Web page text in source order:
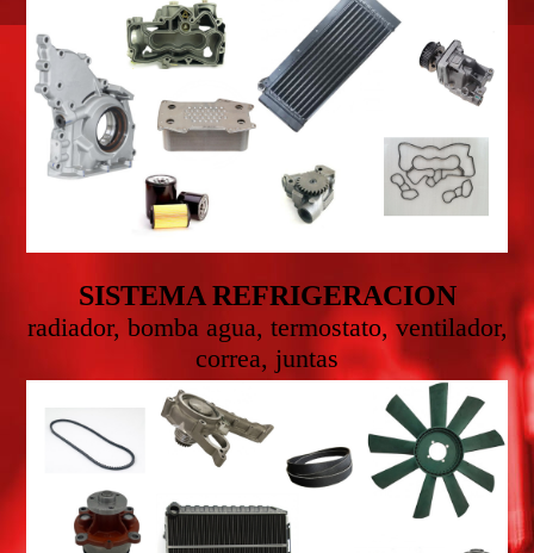
SISTEMA REFRIGERACION
radiador, bomba agua, termostato, ventilador,
correa, juntas